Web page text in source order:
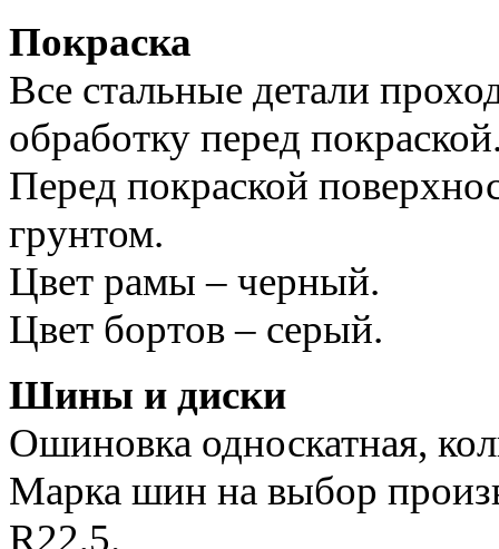
Покраска
Все стальные детали
обработку перед
Перед покраской
грунтом.
Цвет рамы – черный.
Цвет бортов – серый.
Шины и диски
Ошиновка односкатная,
Марка шин на выбор
R22,5.